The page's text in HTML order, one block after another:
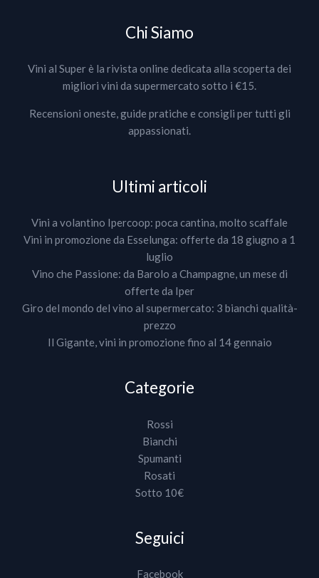
Chi Siamo
Vini al Super è la rivista online dedicata alla scoperta dei
migliori vini da supermercato sotto i €15.
Recensioni oneste, guide pratiche e consigli per tutti gli
appassionati.
Ultimi articoli
Vini a volantino Ipercoop: poca cantina, molto scaffale
Vini in promozione da Esselunga: offerte da 18 giugno a 1
luglio
Vino che Passione: da Barolo a Champagne, un mese di
offerte da Iper
Giro del mondo del vino al supermercato: 3 bianchi qualità-
prezzo
Il Gigante, vini in promozione fino al 14 gennaio
Categorie
Rossi
Bianchi
Spumanti
Rosati
Sotto 10€
Seguici
Facebook